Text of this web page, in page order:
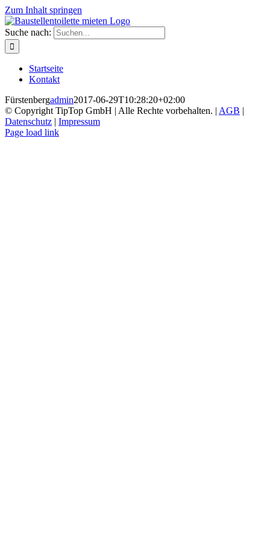
Zum Inhalt springen
Suche nach:
Startseite
Kontakt
Fürstenbergadmin2017-06-29T10:28:20+02:00
© Copyright TipTop GmbH | Alle Rechte vorbehalten. | AGB |
Datenschutz | Impressum
Page load link